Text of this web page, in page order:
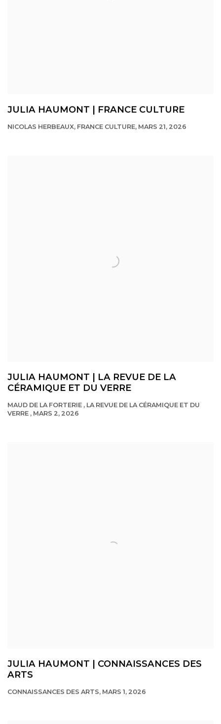
JULIA HAUMONT | FRANCE CULTURE
NICOLAS HERBEAUX, FRANCE CULTURE, MARS 21, 2026
JULIA HAUMONT | LA REVUE DE LA
CÉRAMIQUE ET DU VERRE
MAUD DE LA FORTERIE , LA REVUE DE LA CÉRAMIQUE ET DU
VERRE , MARS 2, 2026
JULIA HAUMONT | CONNAISSANCES DES
ARTS
CONNAISSANCES DES ARTS, MARS 1, 2026